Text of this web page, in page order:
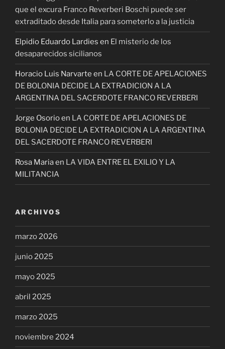
que el excura Franco Reverberi Boschi puede ser
extraditado desde Italia para someterlo a la justicia
Elpidio Eduardo Lardies en El misterio de los
desaparecidos sicilianos
Horacio Luis Narvarte en LA CORTE DE APELACIONES
DE BOLONIA DECIDE LA EXTRADICION A LA
ARGENTINA DEL SACERDOTE FRANCO REVERBERI
Jorge Osorioen LA CORTE DE APELACIONES DE
BOLONIA DECIDE LA EXTRADICION A LA ARGENTINA
DEL SACERDOTE FRANCO REVERBERI
Rosa Mariaen LA VIDA ENTRE EL EXILIO Y LA
MILITANCIA
ARCHIVOS
marzo 2026
junio 2025
mayo 2025
abril 2025
marzo 2025
noviembre 2024